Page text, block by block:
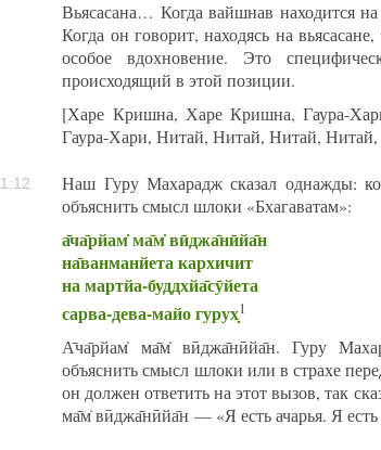
Вьясасана… Когда вайшнав находится на
Когда он говорит, находясь на
особое вдохновение. Это
происходящий в этой позиции.
[Харе Кришна, Харе Кришна, Гаура-
Гаура-Хари, Нитай, Нитай, Нитай, Нитай,
Наш Гуру Махарадж сказал однажды:
объяснить смысл шлоки «Бхагаватам»:
а̄ча̄рйам̇ ма̄м̇ вӣджа̄нӣйа̄н
на̄ванманйета кархичит
на мартйа-буддхйа̄сӯйета
сарва-дева-майо гурух̣1
А̄ча̄рйам̇ ма̄м̇ вӣджа̄нӣйа̄н. Гуру
объяснить смысл шлоки или в страхе
он должен ответить на этот вызов, так
ма̄м̇ вӣджа̄нӣйа̄н — «Я есть ачарья. Я есть